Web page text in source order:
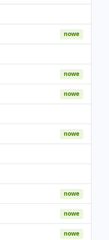
nowe
nowe
nowe
nowe
nowe
nowe
nowe